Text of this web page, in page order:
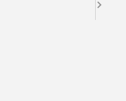
mit 40